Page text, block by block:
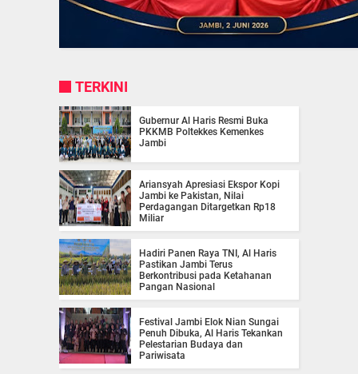
TERKINI
Gubernur Al Haris Resmi Buka
PKKMB Poltekkes Kemenkes
Jambi
Ariansyah Apresiasi Ekspor Kopi
Jambi ke Pakistan, Nilai
Perdagangan Ditargetkan Rp18
Miliar
Hadiri Panen Raya TNI, Al Haris
Pastikan Jambi Terus
Berkontribusi pada Ketahanan
Pangan Nasional
Festival Jambi Elok Nian Sungai
Penuh Dibuka, Al Haris Tekankan
Pelestarian Budaya dan
Pariwisata